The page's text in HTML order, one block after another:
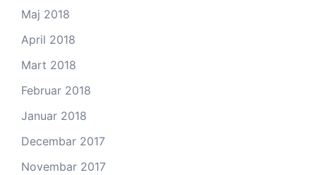
Maj 2018
April 2018
Mart 2018
Februar 2018
Januar 2018
Decembar 2017
Novembar 2017